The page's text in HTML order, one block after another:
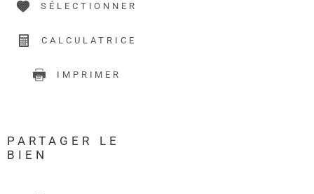
SÉLECTIONNER
CALCULATRICE
IMPRIMER
PARTAGER LE
BIEN